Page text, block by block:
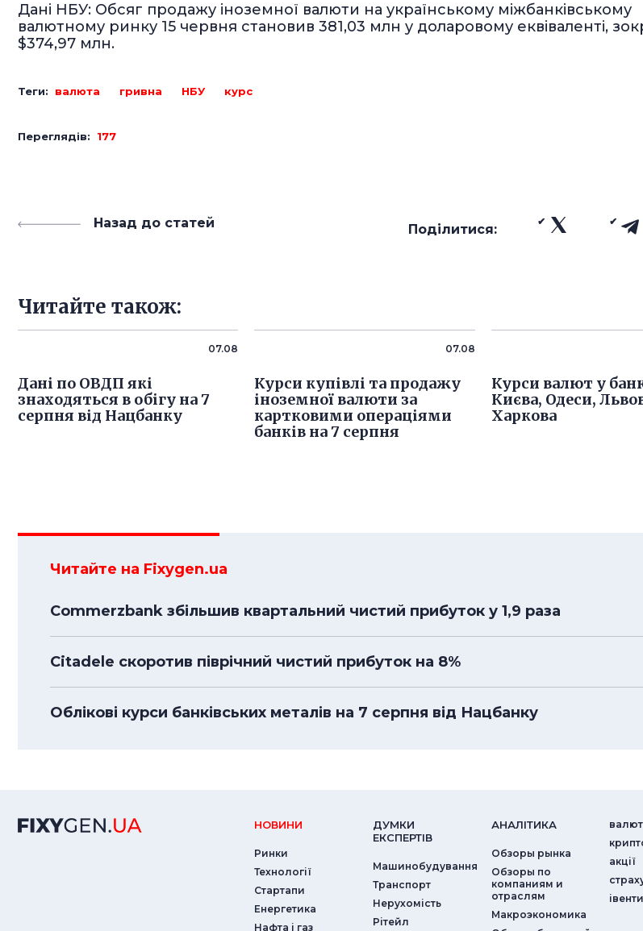
Дані НБУ: Обсяг продажу іноземної валюти на українському міжбанківському
валютному ринку 15 червня становив 381,03 млн у доларовому еквіваленті,
$374,97 млн.
Теги: валюта гривна НБУ курс
Переглядів: 177
Назад до статей Поділитися:
Читайте також:
07.08
Дані по ОВДП які
знаходяться в обігу на 7
серпня від Нацбанку
07.08
Курси купівлі та продажу
іноземної валюти за
картковими операціями
банків на 7 серпня
Курси валют у
Києва, Одеси,
Харкова
Читайте на Fixygen.ua
Commerzbank збільшив квартальний чистий прибуток у 1,9 раза
Citadele скоротив піврічний чистий прибуток на 8%
Облікові курси банківських металів на 7 серпня від Нацбанку
НОВИНИ
Ринки
Технології
Стартапи
Енергетика
Нафта і газ
ДУМКИ
ЕКСПЕРТIВ
Машинобудування
Транспорт
Нерухомість
Рітейл
АНАЛIТИКА
Обзоры рынка
Обзоры по
компаниям и
отраслям
Макроэкономика
акції
iвенти